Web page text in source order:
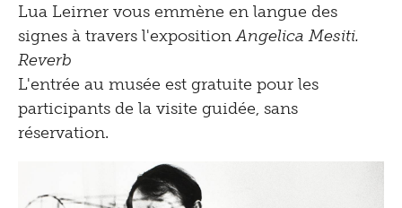
Lua Leirner vous emmène en langue des
signes à travers l'expositionAngelica Mesiti.
Reverb
L'entrée au musée est gratuite pour les
participants de la visite guidée, sans
réservation.